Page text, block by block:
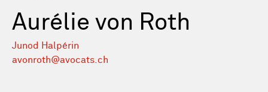
Aurélie von Roth
Junod Halpérin
avonroth@avocats.ch